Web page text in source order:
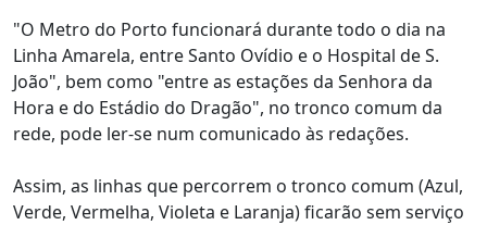
"O Metro do Porto funcionará durante todo o dia na
Linha Amarela, entre Santo Ovídio e o Hospital de S.
João", bem como "entre as estações da Senhora da
Hora e do Estádio do Dragão", no tronco comum da
rede, pode ler-se num comunicado às redações.
Assim, as linhas que percorrem o tronco comum (Azul,
Verde, Vermelha, Violeta e Laranja) ficarão sem serviço